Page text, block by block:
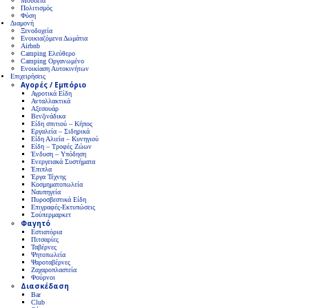
Πολιτισμός
Φύση
Διαμονή
Ξενοδοχεία
Ενοικιαζόμενα Δωμάτια
Airbnb
Camping Ελεύθερο
Camping Οργανωμένο
Ενοικίαση Αυτοκινήτων
Επιχειρήσεις
Αγορές / Εμπόριο
Αγροτικά Είδη
Ανταλλακτικά
Αξεσουάρ
Βενζινάδικα
Είδη σπιτιού – Κήπος
Εργαλεία – Σιδηρικά
Είδη Αλιεία – Κυνηγιού
Είδη – Τροφές Ζώων
Ένδυση – Υπόδηση
Ενεργειακά Συστήματα
Έπιπλα
Έργα Τέχνης
Κοσμηματοπωλεία
Ναυπηγεία
Πυροσβεστικά Είδη
Επιγραφές-Εκτυπώσεις
Σούπερμαρκετ
Φαγητό
Εστιατόρια
Πιτσαρίες
Ταβέρνες
Ψητοπωλεία
Ψαροταβέρνες
Ζαχαροπλαστεία
Φούρνοι
Διασκέδαση
Bar
Club